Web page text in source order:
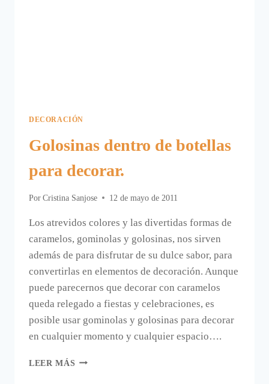
DECORACIÓN
Golosinas dentro de botellas
para decorar.
Por Cristina Sanjose 12 de mayo de 2011
Los atrevidos colores y las divertidas formas de
caramelos, gominolas y golosinas, nos sirven
además de para disfrutar de su dulce sabor, para
convertirlas en elementos de decoración. Aunque
puede parecernos que decorar con caramelos
queda relegado a fiestas y celebraciones, es
posible usar gominolas y golosinas para decorar
en cualquier momento y cualquier espacio….
LEER MÁS GOLOSINAS